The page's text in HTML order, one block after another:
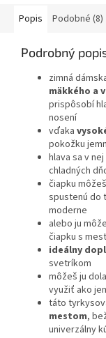
Popis Podobné (8)
Podrobný
zimná
mäkkého a
prispôsobí
nosení
vďaka
pokožku
hlava sa v
chladných
čiapku
spustenú do
moderne
alebo ju
čiapku s
ideálny
svetríkom
môžeš ju
využiť ako
táto
mestom,
univerzálny